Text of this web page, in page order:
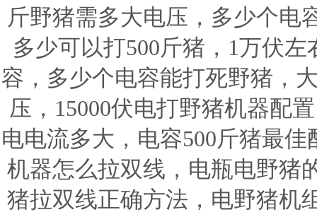
斤野猪需多大电压，多少个电
多少可以打500斤猪，1万伏
容，多少个电容能打死野猪，
压，15000伏电打野猪机器配
电电流多大，电容500斤猪最
机器怎么拉双线，电瓶电野猪
猪拉双线正确方法，电野猪机